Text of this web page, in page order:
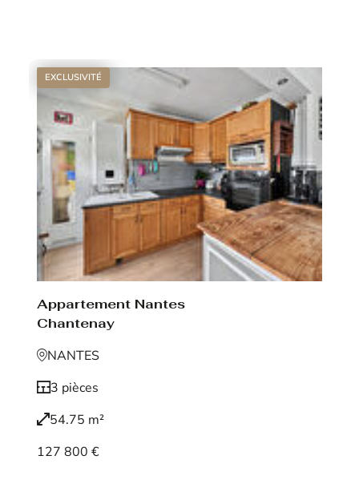
EXCLUSIVITÉ
Appartement Nantes
Chantenay
NANTES
3 pièces
54.75 m²
127 800 €